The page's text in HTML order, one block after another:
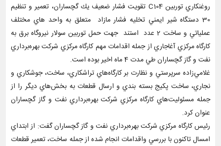
روغنكاري توربين C104 تقويت فشار ضعيف يك گچساران، تعمير و تنظيم
30 دستگاه شير ايمني تخليه فشار مازاد متعلق به واحد هاي مختلف
عملياتي و ساخت 2 عدد استند جهت حمل توربين سولار نيروگاه برق به
كارگاه مركزي آغاجاري از جمله اقدامات مهم كارگاه مركزي شركت بهره‌برداري
نفت و گاز گچساران طي مدت 4 ماه اخير بوده است.
غلامي‌زاده سرپرستي و نظارت بر كارگاه‌هاي تراشكاري، ساخت، جوشكاري و
نجاري، ساخت پكيج بسته بندي و ارسال قطعات به بخش‌هاي ديگر را از
جمله مسئوليت‌هاي كارگاه مركزي شركت بهره‌برداري نفت و گاز گچساران
عنوان كرد.
رئيس كارگاه مركزي شركت بهره‌برداري نفت و گاز گچساران گفت: از ابتداي
امسال تاكنون با بررسي واقدامات انجام شده از جمله ساخت، تعمير قطعات